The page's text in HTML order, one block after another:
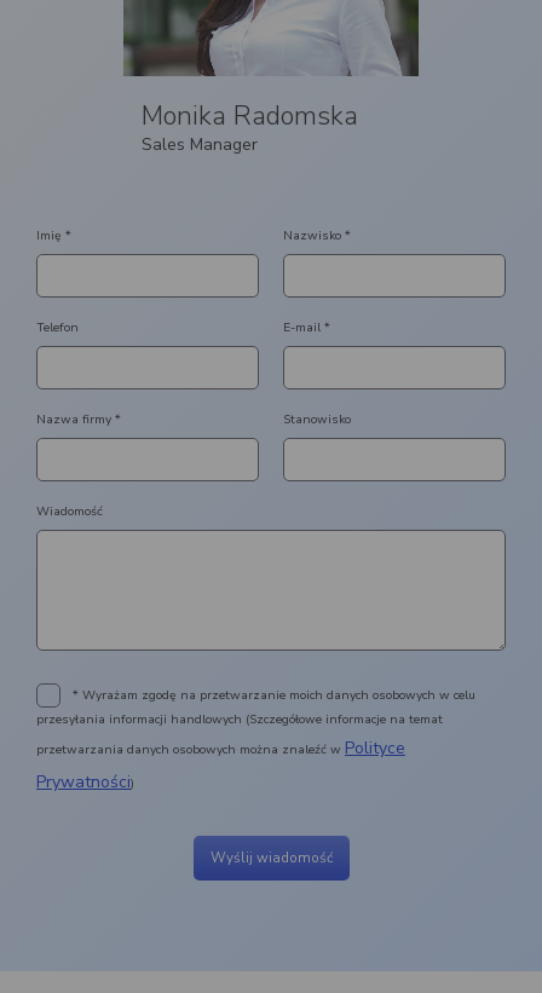
Monika Radomska
Sales Manager
Imię * Nazwisko *
Telefon E-mail *
Nazwa firmy * Stanowisko
Wiadomość
* Wyrażam zgodę na przetwarzanie moich danych osobowych w celu
przesyłania informacji handlowych (Szczegółowe informacje na temat
przetwarzania danych osobowych można znaleźć w Polityce
Prywatności)